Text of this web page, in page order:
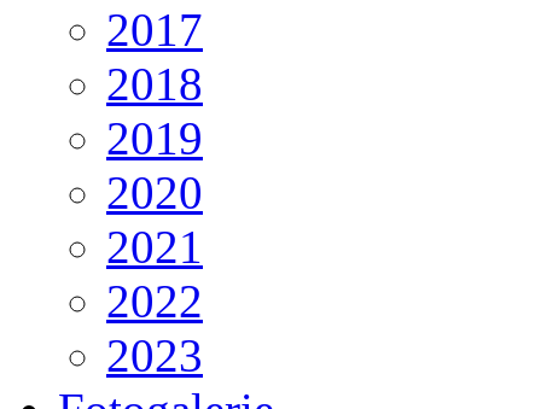
2017
2018
2019
2020
2021
2022
2023